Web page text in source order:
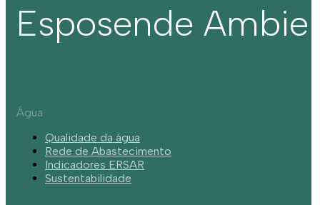
Esposende
Água
Qualidade da água
Rede de Abastecimento
Indicadores ERSAR
Sustentabilidade